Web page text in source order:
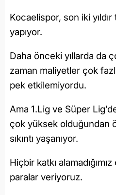
Kocaelispor, son iki
yapıyor.
Daha önceki yıllarda da
zaman maliyetler çok
pek etkilemiyordu.
Ama 1.Lig ve Süper
çok yüksek olduğundan
sıkıntı yaşanıyor.
Hiçbir katkı
paralar veriyoruz.